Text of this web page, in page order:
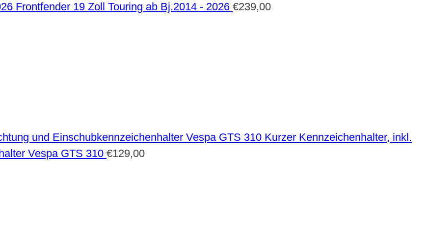
Frontfender 19 Zoll Touring ab Bj.2014 - 2026 €239,00
Kurzer Kennzeichenhalter, inkl.
Vespa GTS 310 €129,00